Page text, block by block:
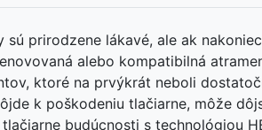
prirodzene lákavé, ale ak
alebo kompatibilná
ktoré na prvýkrát neboli
k poškodeniu tlačiarne, môže
budúcnosti s technológiou